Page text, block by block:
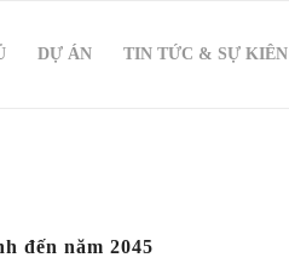
DỰ ÁN TIN TỨC & SỰ KIÊN
đến năm 2045